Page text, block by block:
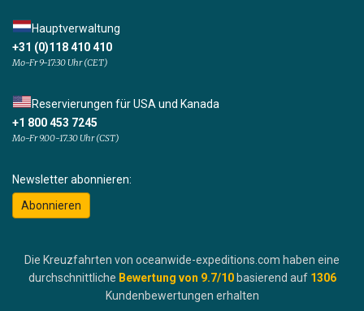
Hauptverwaltung
+31 (0)118 410 410
Mo-Fr 9-17:30 Uhr (CET)
Reservierungen für USA und Kanada
+1 800 453 7245
Mo-Fr 9.00-17.30 Uhr (CST)
Newsletter abonnieren:
Abonnieren
Die Kreuzfahrten von oceanwide-expeditions.com haben eine
durchschnittliche Bewertung von 9.7/10 basierend auf 1306
Kundenbewertungen erhalten